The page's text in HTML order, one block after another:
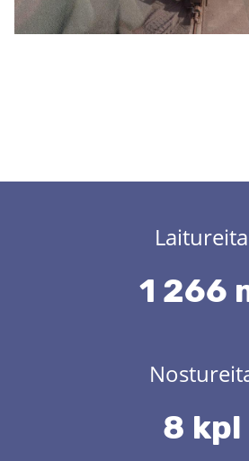
Laitureita
1 266
8 kpl